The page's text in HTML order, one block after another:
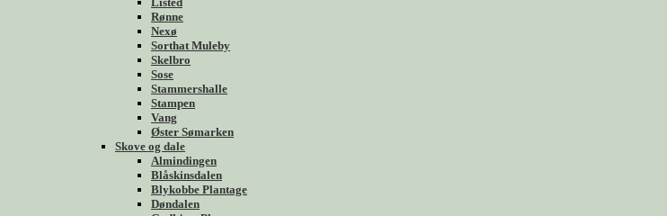
Rønne
Nexø
Sorthat Muleby
Skelbro
Sose
Stammershalle
Stampen
Vang
Øster Sømarken
Skove og dale
Almindingen
Blåskinsdalen
Blykobbe Plantage
Døndalen